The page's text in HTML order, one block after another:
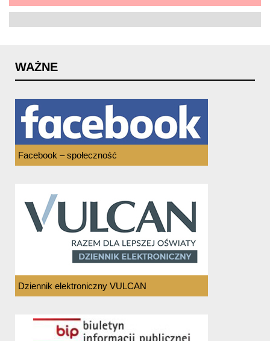
WAŻNE
Facebook – społeczność
Dziennik elektroniczny VULCAN